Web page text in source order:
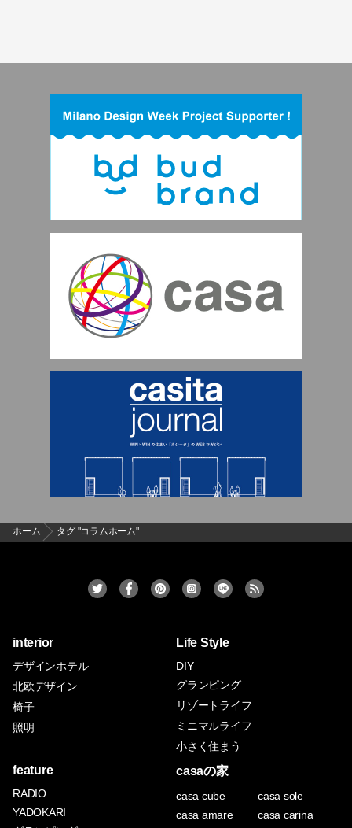
ホーム タグ "コラムホーム"
interior
デザインホテル
北欧デザイン
椅子
照明
Life Style
DIY
グランピング
リゾートライフ
ミニマルライフ
小さく住まう
feature
RADIO
YADOKARI
casaの家
casa cube
casa sole
casa amare
casa carina